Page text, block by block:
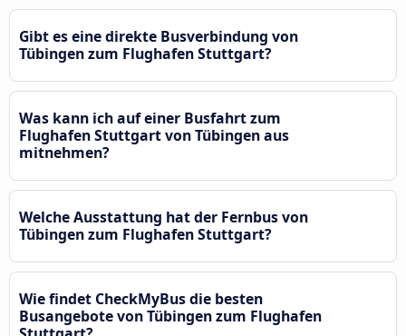
Gibt es eine direkte Busverbindung von
Tübingen zum Flughafen Stuttgart?
Was kann ich auf einer Busfahrt zum
Flughafen Stuttgart von Tübingen aus
mitnehmen?
Welche Ausstattung hat der Fernbus von
Tübingen zum Flughafen Stuttgart?
Wie findet CheckMyBus die besten
Busangebote von Tübingen zum Flughafen